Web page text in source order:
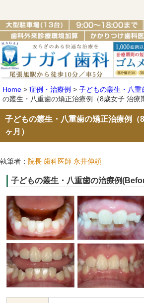
Home > 症例・治療例 > 子どもの叢生・八重
の叢生・八重歯の矯正治療例（8歳女子 治療
子どもの叢生・八重歯の矯正治療例（
ヶ月）
執筆者： 院長 歯科医師 永井伸頼
子どもの叢生・八重歯の治療例